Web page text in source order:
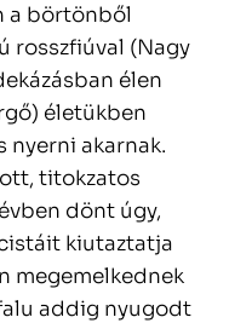
a börtönből
rosszfiúval (Nagy
élen
életükben
nyerni akarnak.
titokzatos
dönt úgy,
kiutaztatja
megemelkednek
addig nyugodt